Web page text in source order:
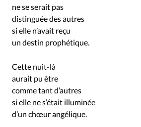
Dossier
Eglises
Opinions
Publireportage
Société
Tour du monde des Eglises
Vie Intérieure
ne se serait pas
distinguée des autres
si elle n’avait reçu
un destin prophétique.
Cette nuit-là
aurait pu être
comme tant d’autres
si elle ne s’était illuminée
d’un chœur angélique.